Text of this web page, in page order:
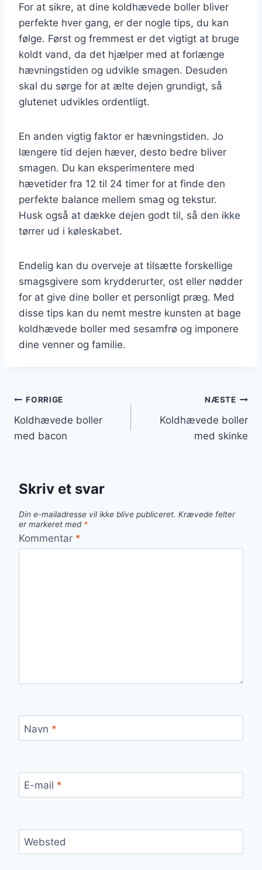
For at sikre, at dine koldhævede boller bliver
perfekte hver gang, er der nogle tips, du kan
følge. Først og fremmest er det vigtigt at bruge
koldt vand, da det hjælper med at forlænge
hævningstiden og udvikle smagen. Desuden
skal du sørge for at ælte dejen grundigt, så
glutenet udvikles ordentligt.
En anden vigtig faktor er hævningstiden. Jo
længere tid dejen hæver, desto bedre bliver
smagen. Du kan eksperimentere med
hævetider fra 12 til 24 timer for at finde den
perfekte balance mellem smag og tekstur.
Husk også at dække dejen godt til, så den ikke
tørrer ud i køleskabet.
Endelig kan du overveje at tilsætte forskellige
smagsgivere som krydderurter, ost eller nødder
for at give dine boller et personligt præg. Med
disse tips kan du nemt mestre kunsten at bage
koldhævede boller med sesamfrø og imponere
dine venner og familie.
Indlægsnavigation
FORRIGE
Koldhævede boller
med bacon
NÆSTE
Koldhævede boller
med skinke
Skriv et svar
Din e-mailadresse vil ikke blive publiceret. Krævede felter
er markeret med *
Kommentar *
Navn *
E-mail *
Websted